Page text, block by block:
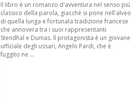
Il libro è un romanzo d'avventura nel senso più
classico della parola, giacché si pone nell'alveo
di quella lunga e fortunata tradizione francese
che annovera tra i suoi rappresentanti
Stendhal e Dumas. Il protagonista è un giovane
ufficiale degli ussari, Angelo Pardi, che è
fuggito ne ...